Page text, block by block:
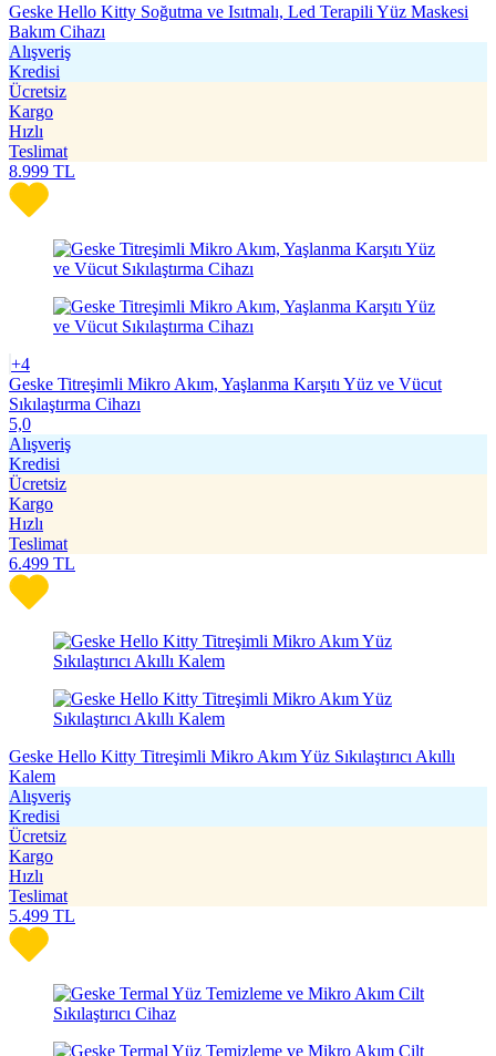
Geske Hello Kitty Soğutma ve Isıtmalı, Led Terapili Yüz Maskesi
Bakım Cihazı
Alışveriş
Kredisi
Ücretsiz
Kargo
Hızlı
Teslimat
8.999 TL
+4
Geske Titreşimli Mikro Akım, Yaşlanma Karşıtı Yüz ve Vücut
Sıkılaştırma Cihazı
5,0
Alışveriş
Kredisi
Ücretsiz
Kargo
Hızlı
Teslimat
6.499 TL
Geske Hello Kitty Titreşimli Mikro Akım Yüz Sıkılaştırıcı Akıllı
Kalem
Alışveriş
Kredisi
Ücretsiz
Kargo
Hızlı
Teslimat
5.499 TL